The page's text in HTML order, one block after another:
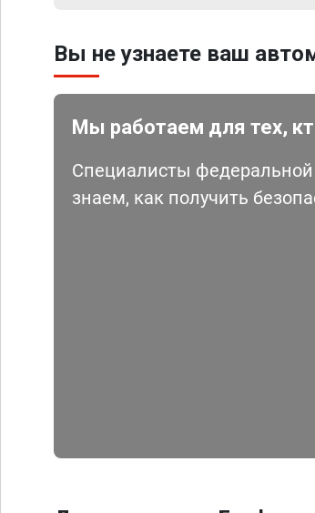
Вы не узнаете ваш
Мы работаем для тех,
Специалисты
знаем, как получить